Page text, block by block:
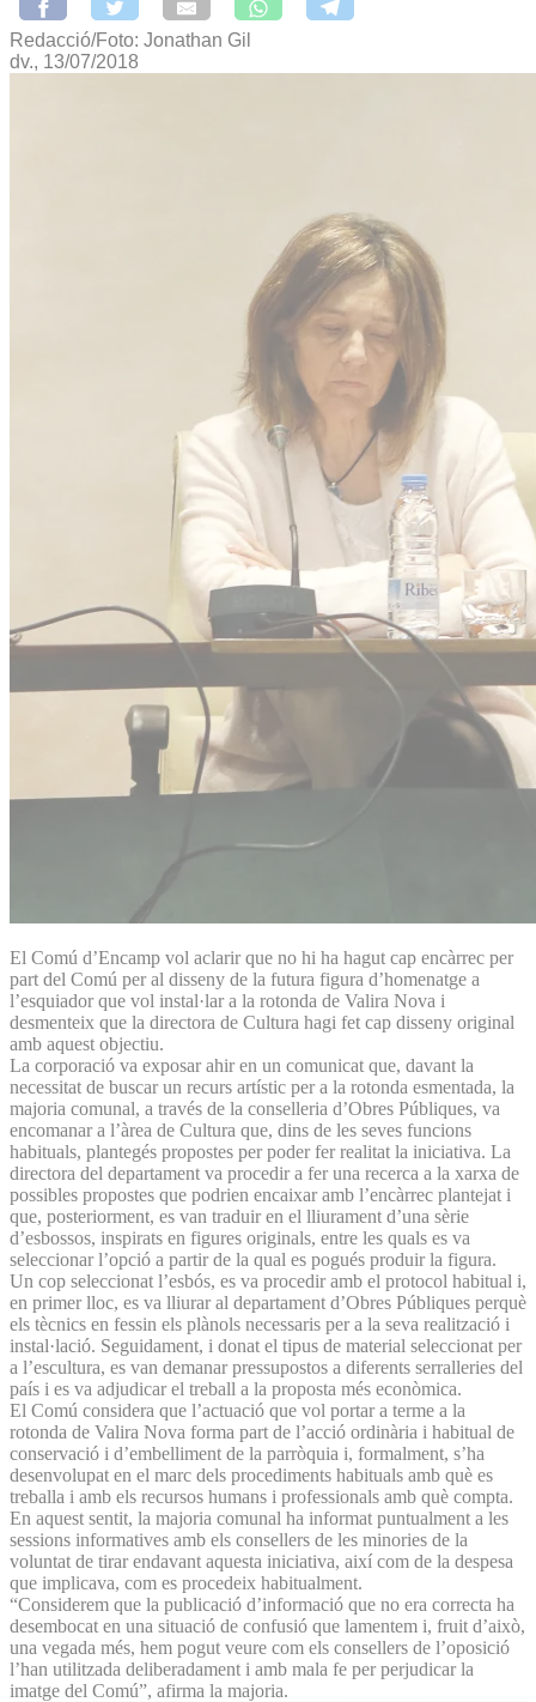
Redacció/Foto: Jonathan Gil
dv., 13/07/2018
El Comú d’Encamp vol aclarir que no hi ha hagut cap encàrrec per
part del Comú per al disseny de la futura figura d’homenatge a
l’esquiador que vol instal·lar a la rotonda de Valira Nova i
desmenteix que la directora de Cultura hagi fet cap disseny original
amb aquest objectiu.
La corporació va exposar ahir en un comunicat que, davant la
necessitat de buscar un recurs artístic per a la rotonda esmentada, la
majoria comunal, a través de la conselleria d’Obres Públiques, va
encomanar a l’àrea de Cultura que, dins de les seves funcions
habituals, plantegés propostes per poder fer realitat la iniciativa. La
directora del departament va procedir a fer una recerca a la xarxa de
possibles propostes que podrien encaixar amb l’encàrrec plantejat i
que, posteriorment, es van traduir en el lliurament d’una sèrie
d’esbossos, inspirats en figures originals, entre les quals es va
seleccionar l’opció a partir de la qual es pogués produir la figura.
Un cop seleccionat l’esbós, es va procedir amb el protocol habitual i,
en primer lloc, es va lliurar al departament d’Obres Públiques perquè
els tècnics en fessin els plànols necessaris per a la seva realització i
instal·lació. Seguidament, i donat el tipus de material seleccionat per
a l’escultura, es van demanar pressupostos a diferents serralleries del
país i es va adjudicar el treball a la proposta més econòmica.
El Comú considera que l’actuació que vol portar a terme a la
rotonda de Valira Nova forma part de l’acció ordinària i habitual de
conservació i d’embelliment de la parròquia i, formalment, s’ha
desenvolupat en el marc dels procediments habituals amb què es
treballa i amb els recursos humans i professionals amb què compta.
En aquest sentit, la majoria comunal ha informat puntualment a les
sessions informatives amb els consellers de les minories de la
voluntat de tirar endavant aquesta iniciativa, així com de la despesa
que implicava, com es procedeix habitualment.
“Considerem que la publicació d’informació que no era correcta ha
desembocat en una situació de confusió que lamentem i, fruit d’això,
una vegada més, hem pogut veure com els consellers de l’oposició
l’han utilitzada deliberadament i amb mala fe per perjudicar la
imatge del Comú”, afirma la majoria.